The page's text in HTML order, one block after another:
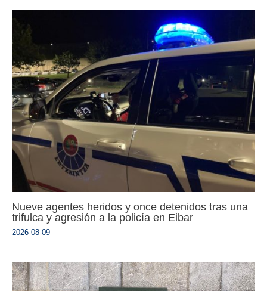
Nueve agentes heridos y once detenidos tras una
trifulca y agresión a la policía en Eibar
2026-08-09